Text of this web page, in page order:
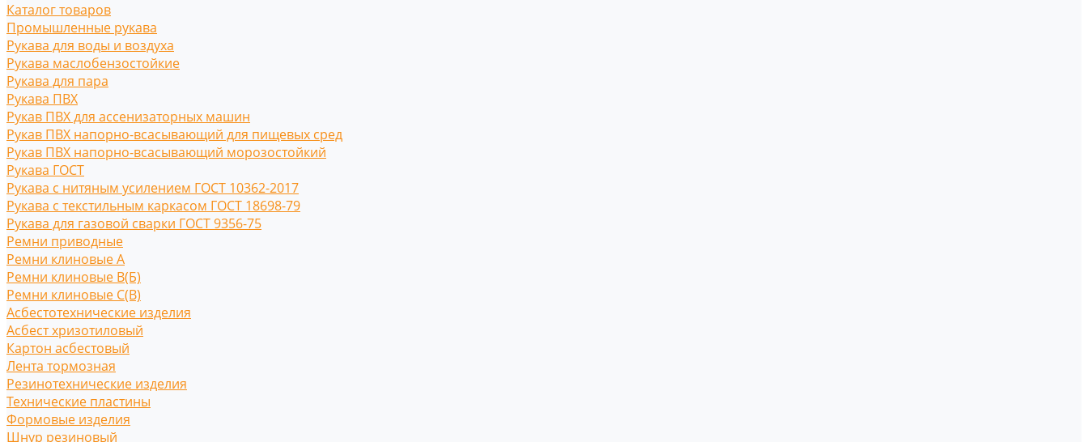
Каталог товаров
Промышленные рукава
Рукава для воды и воздуха
Рукава маслобензостойкие
Рукава для пара
Рукава ПВХ
Рукав ПВХ для ассенизаторных машин
Рукав ПВХ напорно-всасывающий для пищевых сред
Рукав ПВХ напорно-всасывающий морозостойкий
Рукава ГОСТ
Рукава с нитяным усилением ГОСТ 10362-2017
Рукава с текстильным каркасом ГОСТ 18698-79
Рукава для газовой сварки ГОСТ 9356-75
Ремни приводные
Ремни клиновые A
Ремни клиновые В(Б)
Ремни клиновые С(B)
Асбестотехнические изделия
Асбест хризотиловый
Картон асбестовый
Лента тормозная
Резинотехнические изделия
Технические пластины
Формовые изделия
Шнур резиновый